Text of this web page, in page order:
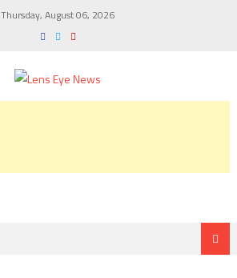
Thursday, August 06, 2026